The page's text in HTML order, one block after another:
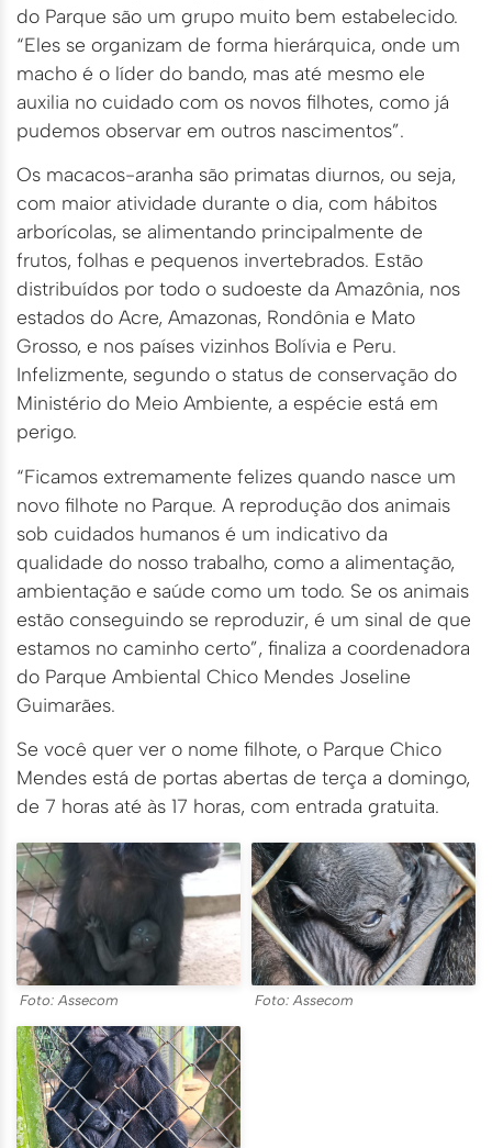
do Parque são um grupo muito bem estabelecido.
“Eles se organizam de forma hierárquica, onde um
macho é o líder do bando, mas até mesmo ele
auxilia no cuidado com os novos filhotes, como já
pudemos observar em outros nascimentos”.
Os macacos-aranha são primatas diurnos, ou seja,
com maior atividade durante o dia, com hábitos
arborícolas, se alimentando principalmente de
frutos, folhas e pequenos invertebrados. Estão
distribuídos por todo o sudoeste da Amazônia, nos
estados do Acre, Amazonas, Rondônia e Mato
Grosso, e nos países vizinhos Bolívia e Peru.
Infelizmente, segundo o status de conservação do
Ministério do Meio Ambiente, a espécie está em
perigo.
“Ficamos extremamente felizes quando nasce um
novo filhote no Parque. A reprodução dos animais
sob cuidados humanos é um indicativo da
qualidade do nosso trabalho, como a alimentação,
ambientação e saúde como um todo. Se os animais
estão conseguindo se reproduzir, é um sinal de que
estamos no caminho certo”, finaliza a coordenadora
do Parque Ambiental Chico Mendes Joseline
Guimarães.
Se você quer ver o nome filhote, o Parque Chico
Mendes está de portas abertas de terça a domingo,
de 7 horas até às 17 horas, com entrada gratuita.
Foto: Assecom Foto: Assecom